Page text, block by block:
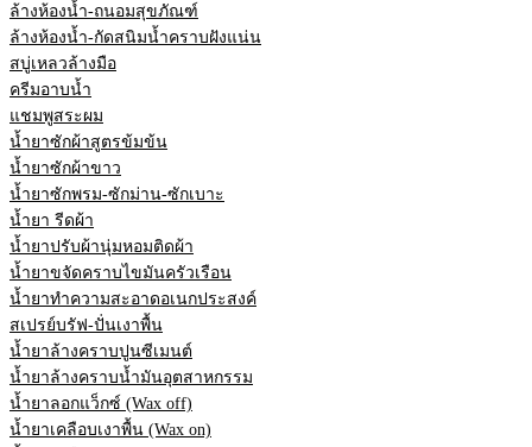
ล้างห้องน้ำ-ถนอมสุขภัณฑ์
ล้างห้องน้ำ-กัดสนิมน้ำคราบฝังแน่น
สบู่เหลวล้างมือ
ครีมอาบน้ำ
แชมพูสระผม
น้ำยาซักผ้าสูตรข้มข้น
น้ำยาซักผ้าขาว
น้ำยาซักพรม-ซักม่าน-ซักเบาะ
น้ำยา รีดผ้า
น้ำยาปรับผ้านุ่มหอมติดผ้า
น้ำยาขจัดคราบไขมันครัวเรือน
น้ำยาทำความสะอาดอเนกประสงค์
สเปรย์บรัฟ-ปั่นเงาพื้น
น้ำยาล้างคราบปูนซีเมนต์
น้ำยาล้างคราบน้ำมันอุตสาหกรรม
น้ำยาลอกแว็กซ์ (Wax off)
น้ำยาเคลือบเงาพื้น (Wax on)